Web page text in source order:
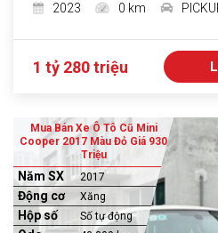
2023
0 km
1 tỷ 280 triệu
Mua Bán Xe Ô Tô Cũ Mini
Cooper 2017 Màu Đỏ Giá 930
Triệu
Năm SX 2017
Động cơ Xăng
Hộp số Số tự động